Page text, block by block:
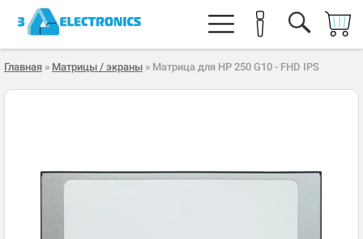
Главная » Матрицы / экраны » Матрица для HP 250 G10 - FHD IPS